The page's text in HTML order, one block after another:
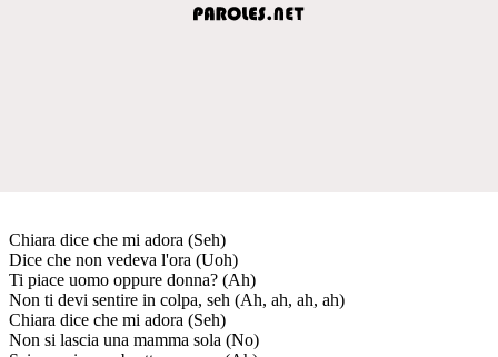
Chiara dice che mi adora (Seh)
Dice che non vedeva l'ora (Uoh)
Ti piace uomo oppure donna? (Ah)
Non ti devi sentire in colpa, seh (Ah, ah, ah, ah)
Chiara dice che mi adora (Seh)
Non si lascia una mamma sola (No)